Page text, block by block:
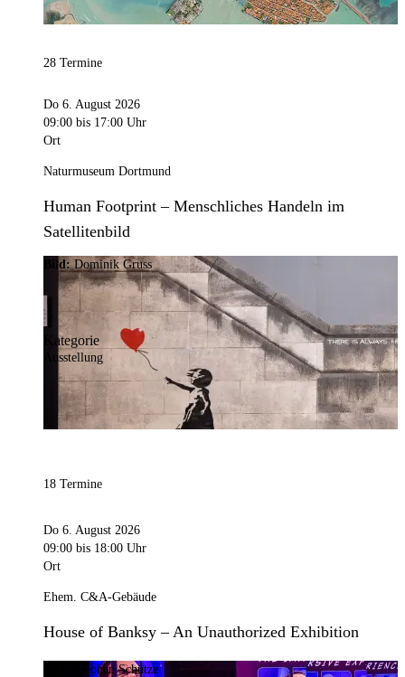
28 Termine
Do 6. August 2026
09:00 bis 17:00 Uhr
Ort
Naturmuseum Dortmund
Human Footprint – Menschliches Handeln im
Satellitenbild
Bild:Dominik Gruss
Kategorie
Ausstellung
18 Termine
Do 6. August 2026
09:00 bis 18:00 Uhr
Ort
Ehem. C&A-Gebäude
House of Banksy – An Unauthorized Exhibition
Stephan Schütze